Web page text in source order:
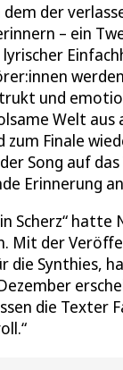
der
– ein
und
Welt
Finale
Song auf
Erinnerung
Scherz“ hatte
Mit der
Synthies,
die Texter